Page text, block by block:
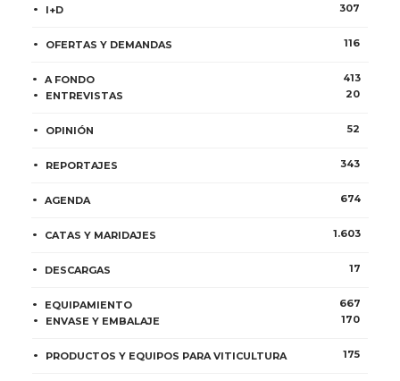
I+D 307
OFERTAS Y DEMANDAS 116
A FONDO
413
ENTREVISTAS
20
OPINIÓN 52
REPORTAJES 343
AGENDA 674
CATAS Y MARIDAJES 1.603
DESCARGAS 17
EQUIPAMIENTO
667
ENVASE Y EMBALAJE
170
PRODUCTOS Y EQUIPOS PARA VITICULTURA 175